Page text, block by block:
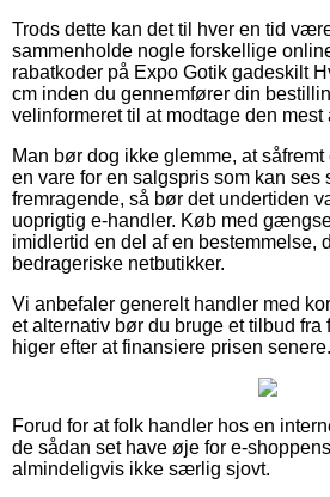
Trods dette kan det til hver en tid
sammenholde nogle forskellige
rabatkoder på Expo Gotik gadeskilt
cm inden du gennemfører din
velinformeret til at modtage den mest
Man bør dog ikke glemme, at
en vare for en salgspris som kan ses
fremragende, så bør det undertiden
uoprigtig e-handler. Køb med
imidlertid en del af en bestemmelse,
bedrageriske netbutikker.
Vi anbefaler generelt handler med
et alternativ bør du bruge et tilbud fra
higer efter at finansiere prisen senere.
Forud for at folk handler hos en
de sådan set have øje for e-
almindeligvis ikke særlig sjovt.